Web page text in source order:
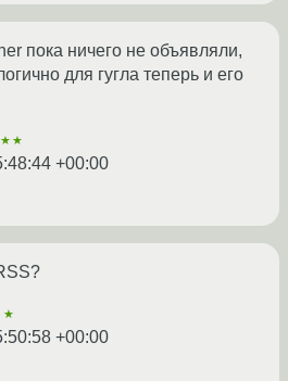
пока ничего не объявляли,
для гугла теперь и его
+00:00
★
+00:00